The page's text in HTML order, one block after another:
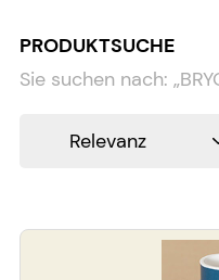
PRODUKTSUCHE
Sie suchen nach: „